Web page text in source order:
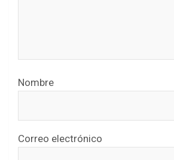
Nombre
Correo electrónico